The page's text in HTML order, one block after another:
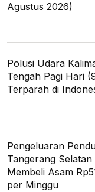
Agustus 2026)
Polusi Udara
Tengah Pagi Hari
Terparah di
Pengeluaran
Tangerang
Membeli Asam
per Minggu